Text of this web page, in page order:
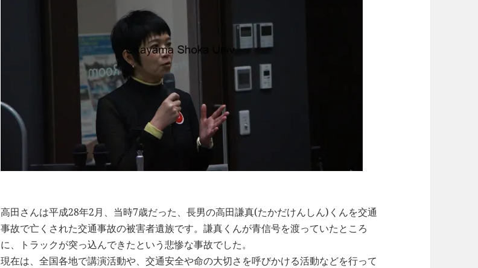
高田さんは平成28年2月、当時7歳だった、長男の高田謙真(たかだけんしん)くんを交通
事故で亡くされた交通事故の被害者遺族です。謙真くんが青信号を渡っていたところ
に、トラックが突っ込んできたという悲惨な事故でした。
現在は、全国各地で講演活動や、交通安全や命の大切さを呼びかける活動などを行って